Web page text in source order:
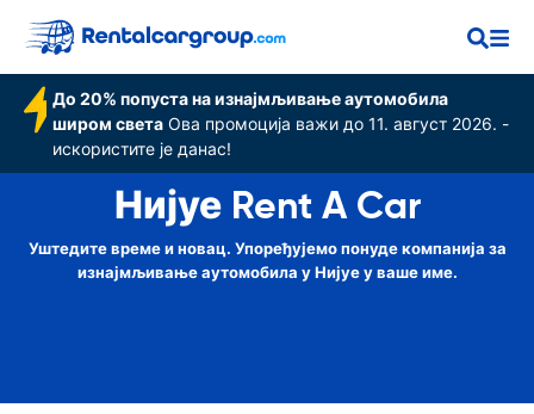
До 20% попуста на изнајмљивање аутомобила
широм света Ова промоција важи до 11. август 2026. -
искористите је данас!
Нијуе Rent A Car
Уштедите време и новац. Упоређујемо понуде компанија за
изнајмљивање аутомобила у Нијуе у ваше име.